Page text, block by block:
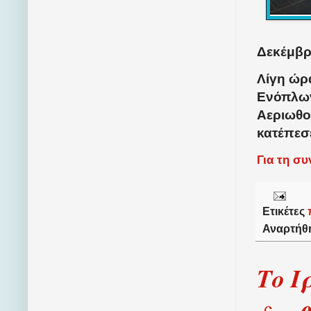
Λίγη
Για τη
Ετικέτες
Το